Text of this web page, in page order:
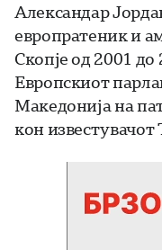
Александар
европратеник и
Скопје од 2001
Европскиот
Македонија на
кон известувачот